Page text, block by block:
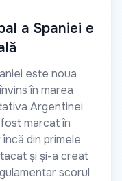
a Spaniei e
este noua
în marea
Argentinei
marcat în
din primele
și și-a creat
scorul